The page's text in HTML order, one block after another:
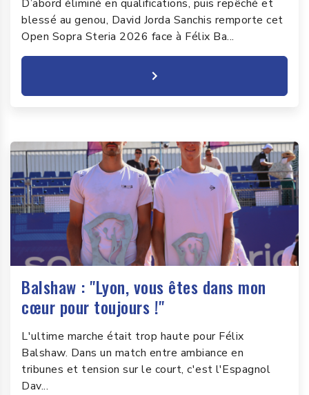
D’abord éliminé en qualifications, puis repêché et
blessé au genou, David Jorda Sanchis remporte cet
Open Sopra Steria 2026 face à Félix Ba...
Balshaw : "Lyon, vous êtes dans mon
cœur pour toujours !"
L'ultime marche était trop haute pour Félix
Balshaw. Dans un match entre ambiance en
tribunes et tension sur le court, c'est l'Espagnol
Dav...